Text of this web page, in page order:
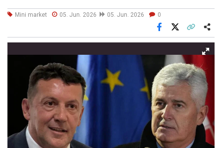
Mini market 05. Jun. 2026 05. Jun. 2026 0
Facebook